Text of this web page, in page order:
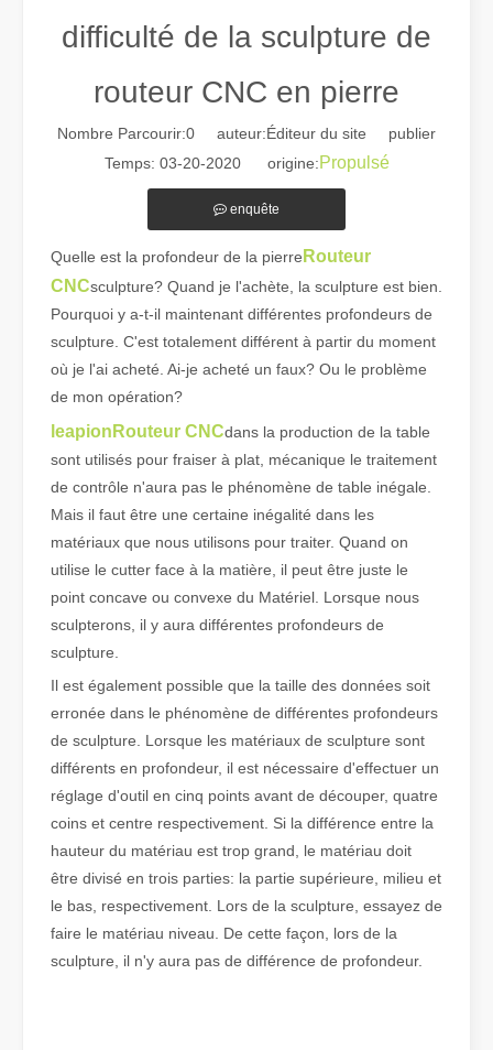
Guide 2026 : Comment les machines de découpe de tubes au laser à fibre révolutionnent la fabrication de tuyaux
Guide 2026 : Comment les machines de découpe de tubes au
Qu'est-ce que la découpe laser de tubes ?
La découpe laser de tubes est une technologie clé dans une
difficulté de la sculpture de
routeur CNC en pierre
Nombre Parcourir:0 auteur:Éditeur du site publier
Temps: 03-20-2020 origine:Propulsé
enquête
Quelle est la profondeur de la pierre Routeur
CNCsculpture? Quand je l'achète, la sculpture est bien.
Pourquoi y a-t-il maintenant différentes profondeurs de
sculpture. C'est totalement différent à partir du moment
où je l'ai acheté. Ai-je acheté un faux? Ou le problème
de mon opération?
leapion Routeur CNCdans la production de la table
sont utilisés pour fraiser à plat, mécanique le traitement
de contrôle n'aura pas le phénomène de table inégale.
Mais il faut être une certaine inégalité dans les
matériaux que nous utilisons pour traiter. Quand on
utilise le cutter face à la matière, il peut être juste le
point concave ou convexe du Matériel. Lorsque nous
sculpterons, il y aura différentes profondeurs de
sculpture.
Il est également possible que la taille des données soit
erronée dans le phénomène de différentes profondeurs
de sculpture. Lorsque les matériaux de sculpture sont
différents en profondeur, il est nécessaire d'effectuer un
réglage d'outil en cinq points avant de découper, quatre
coins et centre respectivement. Si la différence entre la
hauteur du matériau est trop grand, le matériau doit
être divisé en trois parties: la partie supérieure, milieu et
le bas, respectivement. Lors de la sculpture, essayez de
faire le matériau niveau. De cette façon, lors de la
sculpture, il n'y aura pas de différence de profondeur.